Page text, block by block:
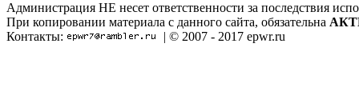
Администрация НЕ несет ответственности за последствия
При копировании материала с данного сайта, обязательна
Контакты:
| © 2007 - 2017 epwr.ru